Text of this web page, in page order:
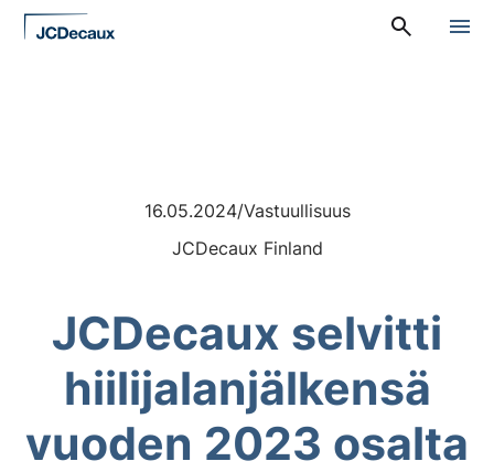
Siirry
suoraan
A
16.05.2024/Vastuullisuus
JCDecaux Finland
JCDecaux selvitti
hiilijalanjälkensä
vuoden 2023 osalta